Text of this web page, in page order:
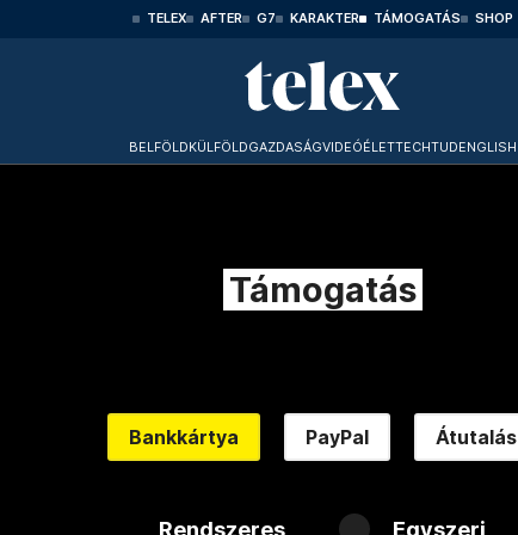
TELEX AFTER G7 KARAKTER TÁMOGATÁS SHOP
BELFÖLDKÜLFÖLDGAZDASÁGVIDEÓÉLETTECHTUDENGLISH
Támogatás
Bankkártya PayPal Átutalás
Rendszeres Egyszeri